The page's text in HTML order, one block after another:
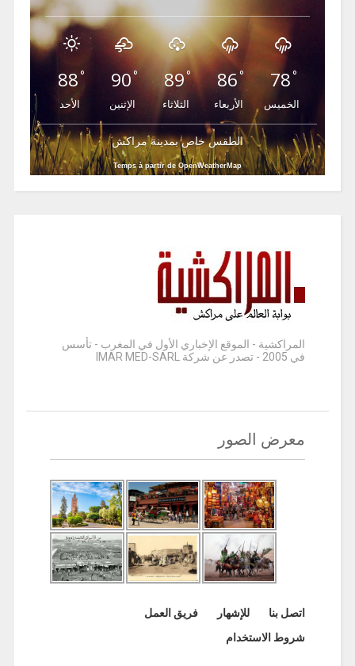
88°
الأحد
90°
الإثنين
89°
الثلاثاء
86°
الأربعاء
78°
الخميس
الطقس خاص بمدينة مراكش
Temps à partir de OpenWeatherMap
المراكشية - الموقع الإخباري الأول في المغرب - تأسس
في 2005 - تصدر عن شركة IMAR MED-SARL
معرض الصور
اتصل بنا للإشهار
فريق العمل
شروط الاستخدام